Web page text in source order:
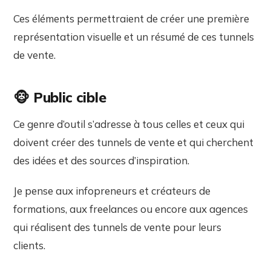
Ces éléments permettraient de créer une première
représentation visuelle et un résumé de ces tunnels
de vente.
🐵 Public cible
Ce genre d’outil s’adresse à tous celles et ceux qui
doivent créer des tunnels de vente et qui cherchent
des idées et des sources d’inspiration.
Je pense aux infopreneurs et créateurs de
formations, aux freelances ou encore aux agences
qui réalisent des tunnels de vente pour leurs
clients.